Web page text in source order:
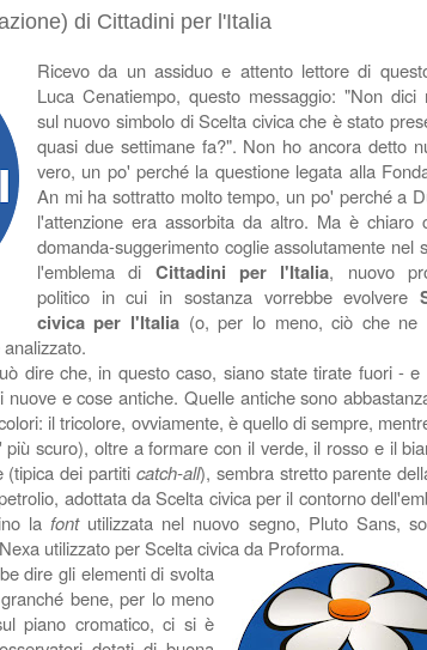
di Cittadini per l'Italia
Ricevo da un assiduo e attento lettore di
Luca Cenatiempo, questo messaggio: "Non dici
sul nuovo simbolo di Scelta civica che è stato
quasi due settimane fa?". Non ho ancora detto
vero, un po' perché la questione legata alla
An mi ha sottratto molto tempo, un po' perché a
l'attenzione era assorbita da altro. Ma è chiaro
domanda-suggerimento coglie assolutamente nel
l'emblema di Cittadini per l'Italia, nuovo
politico in cui in sostanza vorrebbe evolvere
civica per l'Italia (o, per lo meno, ciò che ne
dire che, in questo caso, siano state tirate fuori - e
e cose antiche. Quelle antiche sono
il tricolore, ovviamente, è quello di sempre,
scuro), oltre a formare con il verde, il rosso e il
(tipica dei partiti catch-all), sembra stretto parente
adottata da Scelta civica per il contorno
la fontutilizzata nel nuovo segno, Pluto Sans,
utilizzato per Scelta civica da Proforma.
dire gli elementi di svolta
bene, per lo meno
piano cromatico, ci si è